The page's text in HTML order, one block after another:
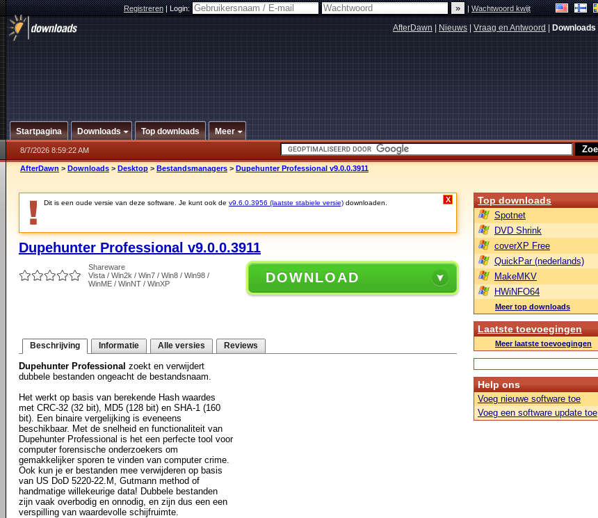
Registreren|Login: |Wachtwoord kwijt
AfterDawn Nieuws Vraag en Antwoord Downloads
Startpagina Downloads Top downloads Meer
8/7/2026 8:59:22 AM
AfterDawn > Downloads > Desktop > Bestandsmanagers > Dupehunter Professional v9.0.0.3911
Dit is een oude versie van deze software. Je kunt ook de v9.6.0.3956 (laatste stabiele versie) downloaden. X
Dupehunter Professional v9.0.0.3911
Shareware
Vista / Win2k / Win7 / Win8 / Win98 /
WinME / WinNT / WinXP
DOWNLOAD
Beschrijving Informatie Alle versies Reviews
Dupehunter Professional zoekt en verwijdert
dubbele bestanden ongeacht de bestandsnaam.
Het werkt op basis van berekende Hash waardes
met CRC-32 (32 bit), MD5 (128 bit) en SHA-1 (160
bit). Een binaire vergelijking is eveneens
beschikbaar. Met de snelheid en functionaliteit van
Dupehunter Professional is het een perfecte tool voor
computer forensische onderzoekers om
gemakkelijker sporen te vinden van computer crime.
Ook kun je er bestanden mee verwijderen op basis
van US DoD 5220-22.M, Gutmann method of
handmatige willekeurige data! Dubbele bestanden
zijn vaak overbodig en onnodig, en zijn dus een een
verspilling van waardevolle schijfruimte.
Top downloads
Spotnet
DVD Shrink
coverXP Free
QuickPar (nederlands)
MakeMKV
HWiNFO64
Meer top downloads
Laatste toevoegingen
Meer laatste toevoegingen
Help ons
Voeg nieuwe software toe
Voeg een software update toe